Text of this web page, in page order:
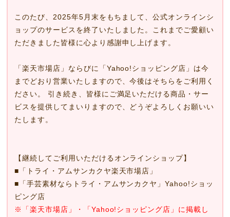
このたび、2025年5月末をもちまして、公式オンラインシ
ョップのサービスを終了いたしました。これまでご愛顧い
ただきました皆様に心より感謝申し上げます。
「楽天市場店」ならびに「Yahoo!ショッピング店」は今
までどおり営業いたしますので、今後はそちらをご利用く
ださい。 引き続き、皆様にご満足いただける商品・サー
ビスを提供してまいりますので、どうぞよろしくお願いい
たします。
【継続してご利用いただけるオンラインショップ】
■ 「トライ・アムサンカクヤ楽天市場店」
■ 「手芸素材ならトライ・アムサンカクヤ」Yahoo!ショッ
ピング店
※「楽天市場店」・「Yahoo!ショッピング店」に掲載し